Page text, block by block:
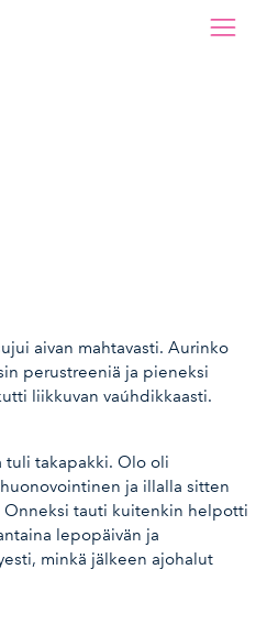
aivan mahtavasti. Aurinko
perustreeniä ja pieneksi
liikkuvan vaúhdikkaasti.
tuli takapakki. Olo oli
ja illalla sitten
Onneksi tauti kuitenkin helpotti
lepopäivän ja
minkä jälkeen ajohalut